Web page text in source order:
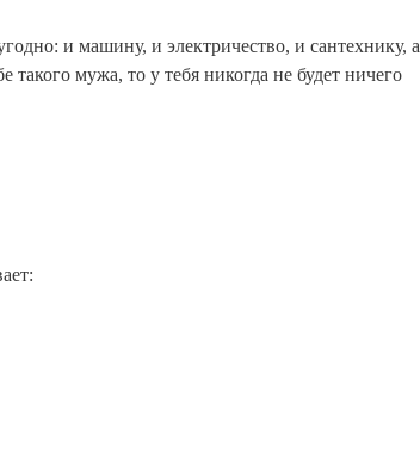
и машину, и электричество, и сантехнику, а
такого мужа, то у тебя никогда не будет ничего